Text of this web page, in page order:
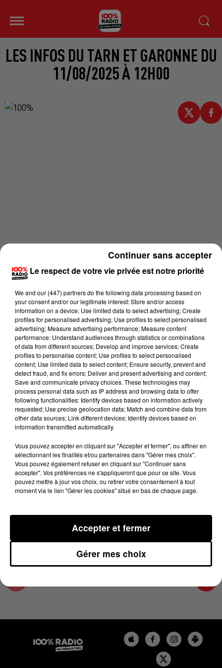
LES INFOS DU TARN ET GARONNE DU
11/08/2025 À 12H00
Lecture (3 min 14 sec)
100%
100% Radio les infos du Tarn et Garonne
11 août 2025 - 3 min 14 sec
LES INFOS DU TARN ET GARONNE DU
11/08/2025 À 12H00
Podcasts infos du Tarn et Garonne
Le respect de votre vie privée est notre priorité
We and our (447) partnersdo the following data processing based on
your consent and/or our legitimate interest: Store and/or access
information on a device; Use limited data to select advertising; Create
profiles for personalised advertising; Use profiles to select personalised
advertising; Measure advertising performance; Measure content
performance; Understand audiences through statistics or combinations
of data from different sources; Develop and improve services; Create
profiles to personalise content; Use profiles to select personalised
content; Use limited data to select content; Ensure security, prevent and
detect fraud, and fix errors; Deliver and present advertising and content;
Save and communicate privacy choices. These technologies may
process personal data such as IP address and browsing data to offer
following functionalities: Identify devices based on information actively
requested; Use precise geolocation data; Match and combine data from
other data sources; Link different devices; Identify devices based on
information transmitted automatically.
Vous pouvez accepter en cliquant sur "Accepter et fermer", ou affiner en
sélectionnant les finalités et/ou partenaires dans "Gérer mes choix".
Vous pouvez également refuser en cliquant sur "Continuer sans
accepter". Vos préférences ne s'appliqueront que pour ce site. Vous
pouvez mettre à jour vos choix, ou retirer votre consentement à tout
moment via le lien "Gérer les cookies" situé en bas de chaque page.
Gérer mes choix
Accepter et fermer
Continuer sans accepter